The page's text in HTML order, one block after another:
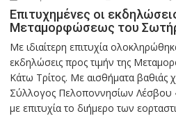
Επιτυχημένες οι
Μεταμορφώσεως του
Με ιδιαίτερη επιτυχία
εκδηλώσεις προς τιμήν της
Κάτω Τρίτος. Με αισθήματα βαθιάς
Σύλλογος Πελοποννησίων
με επιτυχία το διήμερο των